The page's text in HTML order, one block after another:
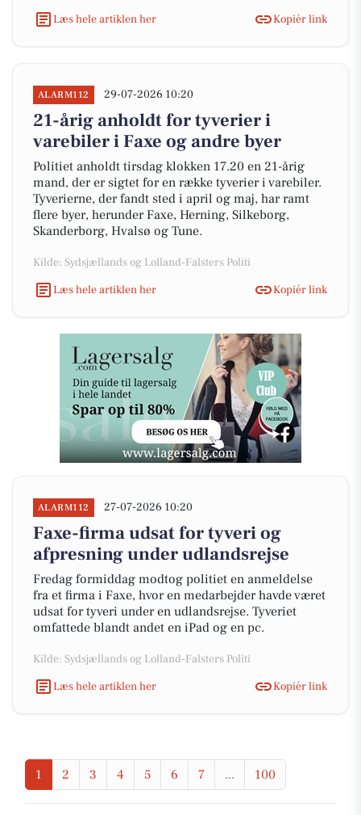
Læs hele artiklen her
Kopiér link
ALARM112 29-07-2026 10:20
21-årig anholdt for tyverier i
varebiler i Faxe og andre byer
Politiet anholdt tirsdag klokken 17.20 en 21-årig
mand, der er sigtet for en række tyverier i varebiler.
Tyverierne, der fandt sted i april og maj, har ramt
flere byer, herunder Faxe, Herning, Silkeborg,
Skanderborg, Hvalsø og Tune.
Kilde: Sydsjællands og Lolland-Falsters Politi
Læs hele artiklen her
Kopiér link
ALARM112 27-07-2026 10:20
Faxe-firma udsat for tyveri og
afpresning under udlandsrejse
Fredag formiddag modtog politiet en anmeldelse
fra et firma i Faxe, hvor en medarbejder havde været
udsat for tyveri under en udlandsrejse. Tyveriet
omfattede blandt andet en iPad og en pc.
Kilde: Sydsjællands og Lolland-Falsters Politi
Læs hele artiklen her
Kopiér link
1 2 3 4 5 6 7 ... 100